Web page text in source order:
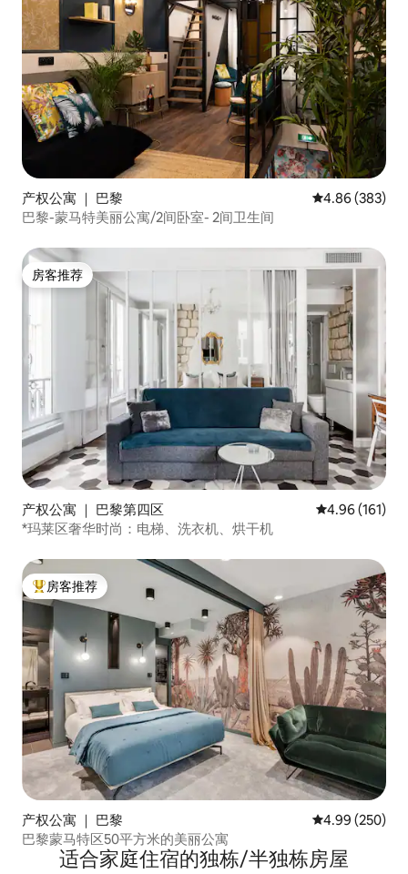
产权公寓 ｜ 巴黎 平均评分 4.86
4.86 (383)
巴黎-蒙马特美丽公寓/2间卧室- 2间卫生间
房客推荐
房客推荐
产权公寓 ｜ 巴黎第四区 平均评分 4.96
4.96 (161)
*玛莱区奢华时尚：电梯、洗衣机、烘干机
热门「房客推荐」
房客推荐
产权公寓 ｜ 巴黎 平均评分 4.99
4.99 (250)
巴黎蒙马特区50平方米的美丽公寓
适合家庭住宿的独栋/半独栋房屋